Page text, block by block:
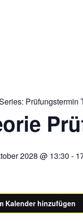
Prüfungstermin
2028 @ 13:30 -
Kalender hinzufügen